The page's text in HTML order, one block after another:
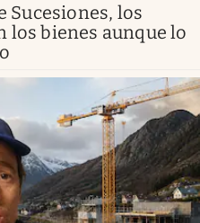
Sucesiones, los
los bienes aunque lo